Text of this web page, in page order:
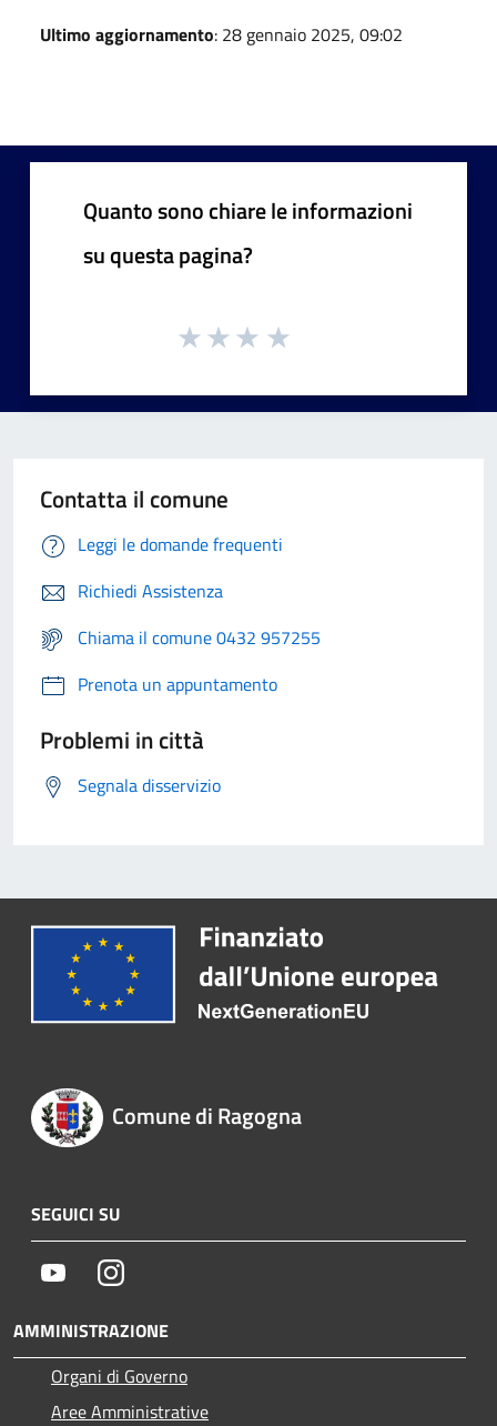
Ultimo aggiornamento: 28 gennaio 2025, 09:02
Quanto sono chiare le informazioni
su questa pagina?
Contatta il comune
Leggi le domande frequenti
Richiedi Assistenza
Chiama il comune 0432 957255
Prenota un appuntamento
Problemi in città
Segnala disservizio
Comune di Ragogna
SEGUICI SU
YoutubeInstagram
AMMINISTRAZIONE
Organi di Governo
Aree Amministrative